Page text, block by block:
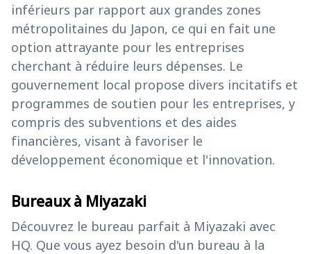
inférieurs par rapport aux grandes zones
métropolitaines du Japon, ce qui en fait une
option attrayante pour les entreprises
cherchant à réduire leurs dépenses. Le
gouvernement local propose divers incitatifs et
programmes de soutien pour les entreprises, y
compris des subventions et des aides
financières, visant à favoriser le
développement économique et l'innovation.
Bureaux à Miyazaki
Découvrez le bureau parfait à Miyazaki avec
HQ. Que vous ayez besoin d'un bureau à la